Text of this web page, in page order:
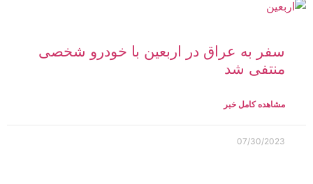
سفر به عراق در اربعین با خودرو شخصی
منتفی شد
مشاهده کامل خبر
07/30/2023